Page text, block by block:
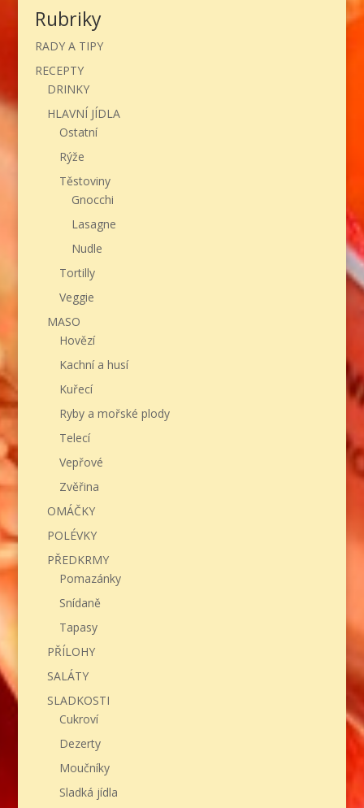
Rubriky
RADY A TIPY
RECEPTY
DRINKY
HLAVNÍ JÍDLA
Ostatní
Rýže
Těstoviny
Gnocchi
Lasagne
Nudle
Tortilly
Veggie
MASO
Hovězí
Kachní a husí
Kuřecí
Ryby a mořské plody
Telecí
Vepřové
Zvěřina
OMÁČKY
POLÉVKY
PŘEDKRMY
Pomazánky
Snídaně
Tapasy
PŘÍLOHY
SALÁTY
SLADKOSTI
Cukroví
Dezerty
Moučníky
Sladká jídla